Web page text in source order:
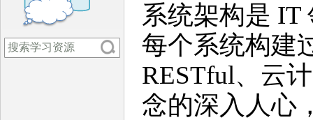
系统架构是 IT
每个系统构建
RESTful、云
念的深入人心